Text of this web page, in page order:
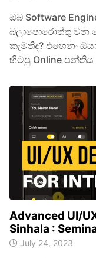
ඔබ Software
බලාපොරොත්තු වන
කැමතිද? එහෙනං
හිටපු Online පන්තිය
Advanced UI/
Sinhala :
July 24, 2023